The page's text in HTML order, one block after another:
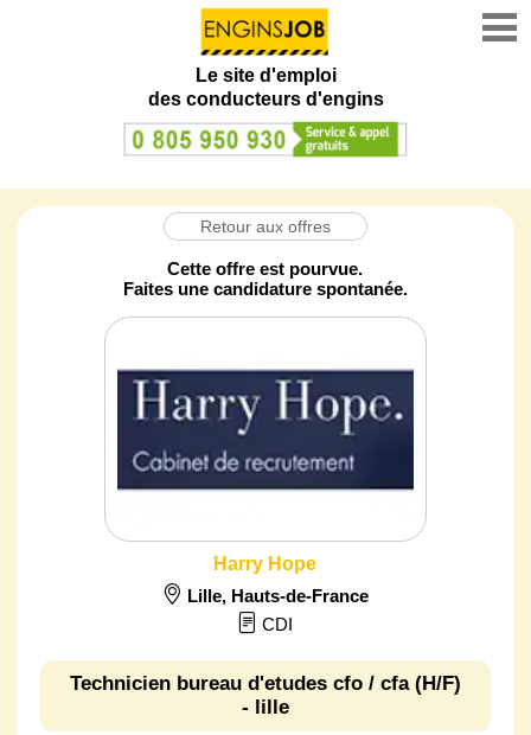
Le site d'emploi
des conducteurs d'engins
Retour aux offres
Cette offre est pourvue.
Faites une candidature spontanée.
Harry Hope
Lille, Hauts-de-France
CDI
Technicien bureau d'etudes cfo / cfa (H/F)
- lille